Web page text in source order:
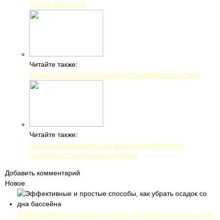
Torneo Vita B-352
Читайте также:
Лучшее спортивное питание для набора массы тела
Читайте также:
Техника выполнения тяги штанги к подбородку,
вариации с гантелями и на блоке
Добавить комментарий
Новое
Эффективные и простые способы, как убрать осадок со дна